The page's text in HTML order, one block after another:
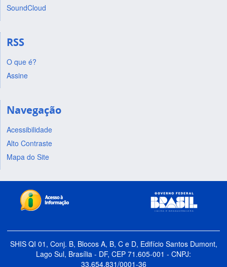
SoundCloud
RSS
O que é?
Assine
Navegação
Acessibilidade
Alto Contraste
Mapa do Site
SHIS QI 01, Conj. B, Blocos A, B, C e D, Edifício Santos Dumont,
Lago Sul, Brasília - DF, CEP 71.605-001 - CNPJ:
33.654.831/0001-36